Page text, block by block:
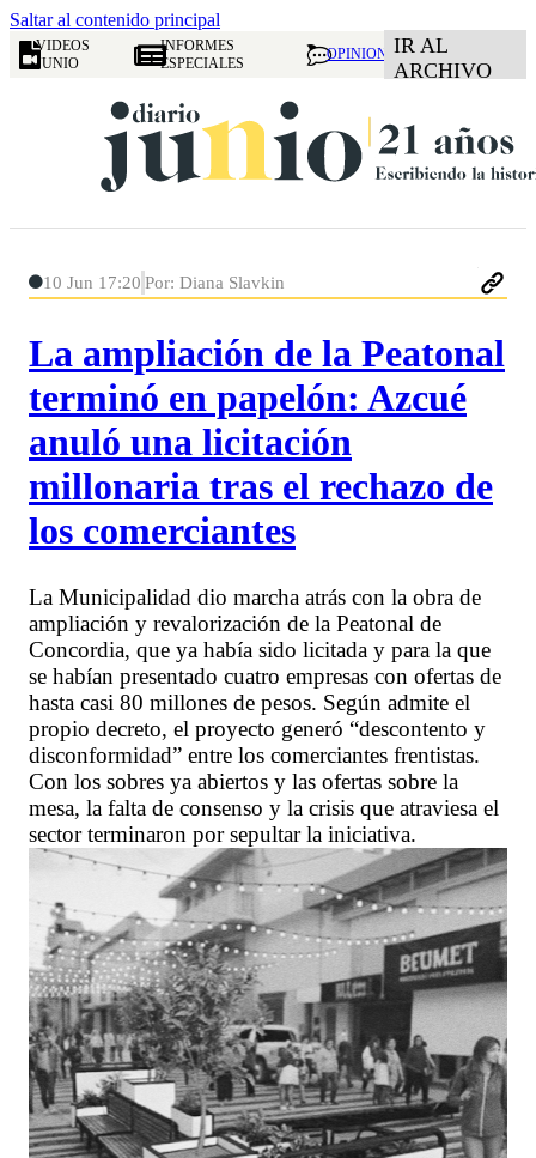
Saltar al contenido principal
VIDEOS
JUNIO
INFORMES
ESPECIALES
OPINION IR AL
ARCHIVO
10 Jun 17:20 Por: Diana Slavkin
La ampliación de la Peatonal
terminó en papelón: Azcué
anuló una licitación
millonaria tras el rechazo de
los comerciantes
La Municipalidad dio marcha atrás con la obra de
ampliación y revalorización de la Peatonal de
Concordia, que ya había sido licitada y para la que
se habían presentado cuatro empresas con ofertas de
hasta casi 80 millones de pesos. Según admite el
propio decreto, el proyecto generó “descontento y
disconformidad” entre los comerciantes frentistas.
Con los sobres ya abiertos y las ofertas sobre la
mesa, la falta de consenso y la crisis que atraviesa el
sector terminaron por sepultar la iniciativa.